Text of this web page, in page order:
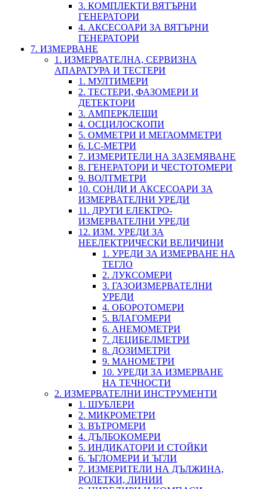
3. КОМПЛЕКТИ ВЯТЪРНИ
ГЕНЕРАТОРИ
4. АКСЕСОАРИ ЗА ВЯТЪРНИ
ГЕНЕРАТОРИ
7. ИЗМЕРВАНЕ
1. ИЗМЕРВАТЕЛНА, СЕРВИЗНА
АПАРАТУРА И ТЕСТЕРИ
1. МУЛТИМЕРИ
2. ТЕСТЕРИ, ФАЗОМЕРИ И
ДЕТЕКТОРИ
3. АМПЕРКЛЕЩИ
4. ОСЦИЛОСКОПИ
5. ОММЕТРИ И МЕГАОММЕТРИ
6. LC-МЕТРИ
7. ИЗМЕРИТЕЛИ НА ЗАЗЕМЯВАНЕ
8. ГЕНЕРАТОРИ И ЧЕСТОТОМЕРИ
9. ВОЛТМЕТРИ
10. СОНДИ И АКСЕСОАРИ ЗА
ИЗМЕРВАТЕЛНИ УРЕДИ
11. ДРУГИ ЕЛЕКТРО-
ИЗМЕРВАТЕЛНИ УРЕДИ
12. ИЗМ. УРЕДИ ЗА
НЕЕЛЕКТРИЧЕСКИ ВЕЛИЧИНИ
1. УРЕДИ ЗА ИЗМЕРВАНЕ НА
ТЕГЛО
2. ЛУКСОМЕРИ
3. ГАЗОИЗМЕРВАТЕЛНИ
УРЕДИ
4. ОБОРОТОМЕРИ
5. ВЛАГОМЕРИ
6. АНЕМОМЕТРИ
7. ДЕЦИБЕЛМЕТРИ
8. ДОЗИМЕТРИ
9. МАНОМЕТРИ
10. УРЕДИ ЗА ИЗМЕРВАНЕ
НА ТЕЧНОСТИ
2. ИЗМЕРВАТЕЛНИ ИНСТРУМЕНТИ
1. ШУБЛЕРИ
2. МИКРОМЕТРИ
3. ВЪТРОМЕРИ
4. ДЪЛБОКОМЕРИ
5. ИНДИКАТОРИ И СТОЙКИ
6. ЪГЛОМЕРИ И ЪГЛИ
7. ИЗМЕРИТЕЛИ НА ДЪЛЖИНА,
РОЛЕТКИ, ЛИНИИ